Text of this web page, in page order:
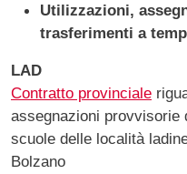
Utilizzazioni,
trasferimenti a
LAD
Contratto provinciale
assegnazioni provvisorie
scuole delle località
Bolzano